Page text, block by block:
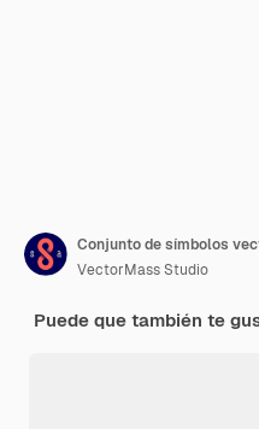
VectorMass Studio
Puede que también te